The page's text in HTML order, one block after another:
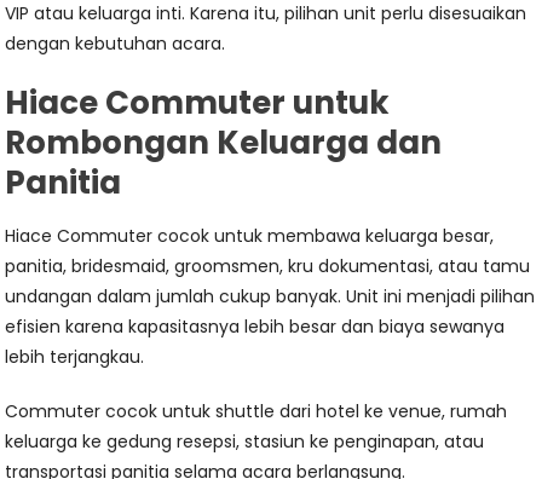
VIP atau keluarga inti. Karena itu, pilihan unit perlu disesuaikan
dengan kebutuhan acara.
Hiace Commuter untuk
Rombongan Keluarga dan
Panitia
Hiace Commuter cocok untuk membawa keluarga besar,
panitia, bridesmaid, groomsmen, kru dokumentasi, atau tamu
undangan dalam jumlah cukup banyak. Unit ini menjadi pilihan
efisien karena kapasitasnya lebih besar dan biaya sewanya
lebih terjangkau.
Commuter cocok untuk shuttle dari hotel ke venue, rumah
keluarga ke gedung resepsi, stasiun ke penginapan, atau
transportasi panitia selama acara berlangsung.